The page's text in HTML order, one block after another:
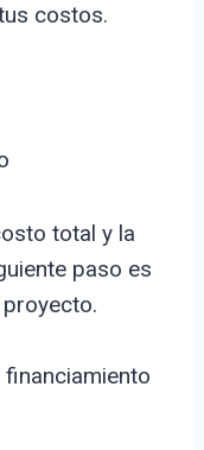
costos.
total y la
paso es